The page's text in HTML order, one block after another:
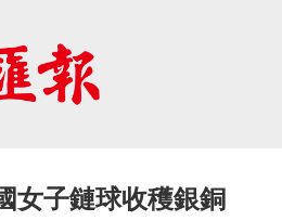
女子鏈球收穫銀銅